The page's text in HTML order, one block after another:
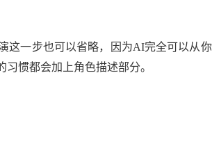
这一步也可以省略，因为AI完全可以从
惯都会加上角色描述部分。